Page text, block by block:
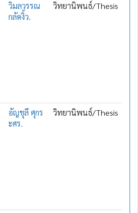
วิมลวรรณ
กลัดงิ้ว.
วิทยานิพนธ์/Thesis
อัญชุลี ศุกร
ะศร.
วิทยานิพนธ์/Thesis